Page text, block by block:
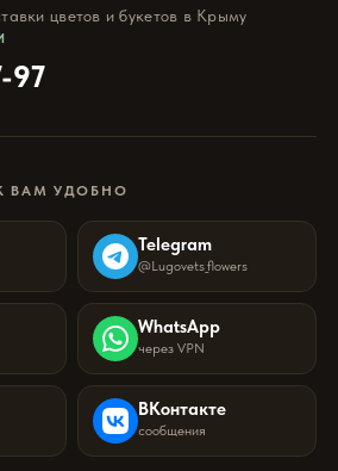
цветов и букетов в Крыму
97
ВАМ УДОБНО
Telegram
@Lugovets_flowers
WhatsApp
через VPN
ВКонтакте
сообщения